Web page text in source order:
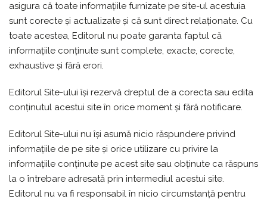
asigura că toate informațiile furnizate pe site-ul acestuia
sunt corecte și actualizate și că sunt direct relaționate. Cu
toate acestea, Editorul nu poate garanta faptul că
informațiile conținute sunt complete, exacte, corecte,
exhaustive și fără erori.
Editorul Site-ului își rezervă dreptul de a corecta sau edita
conținutul acestui site în orice moment și fără notificare.
Editorul Site-ului nu își asumă nicio răspundere privind
informațiile de pe site și orice utilizare cu privire la
informațiile conținute pe acest site sau obținute ca răspuns
la o întrebare adresată prin intermediul acestui site.
Editorul nu va fi responsabil în nicio circumstanță pentru